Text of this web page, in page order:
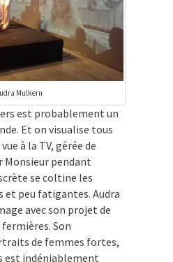
Mulkern
est probablement un
Et on visualise tous
à la TV, gérée de
Monsieur pendant
se coltine les
et peu fatigantes. Audra
avec son projet de
Son
de femmes fortes,
est indéniablement